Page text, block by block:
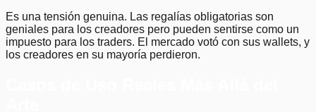
Es una tensión genuina. Las regalías obligatorias son
geniales para los creadores pero pueden sentirse como un
impuesto para los traders. El mercado votó con sus wallets, y
los creadores en su mayoría perdieron.